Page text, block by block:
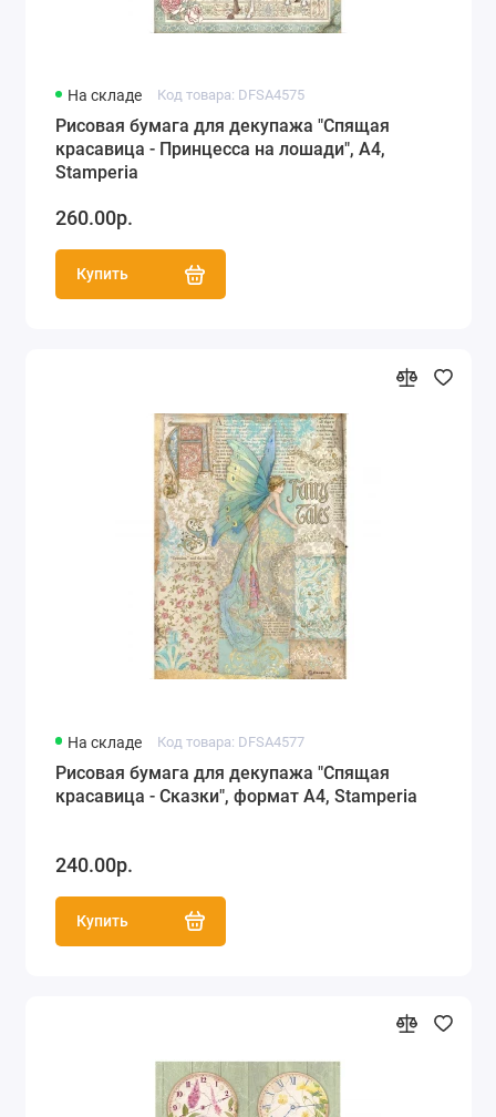
На складе Код товара: DFSA4575
Рисовая бумага для декупажа "Спящая
красавица - Принцесса на лошади", А4,
Stamperia
260.00р.
Купить
На складе Код товара: DFSA4577
Рисовая бумага для декупажа "Спящая
красавица - Сказки", формат А4, Stamperia
240.00р.
Купить